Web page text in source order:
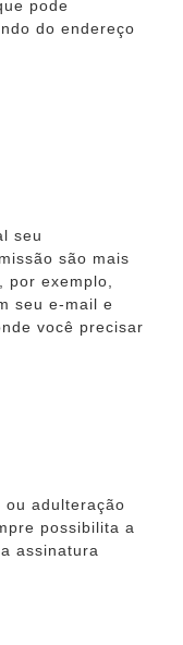
pode
do endereço
seu
são mais
por exemplo,
seu e-mail e
você precisar
ou adulteração
possibilita a
assinatura